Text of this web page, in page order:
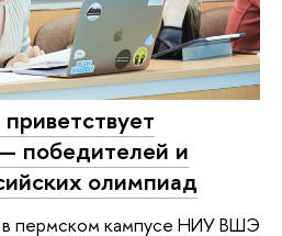
победителей и
олимпиад
в пермском кампусе НИУ ВШЭ